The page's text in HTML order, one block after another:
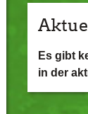
Es gibt
in der